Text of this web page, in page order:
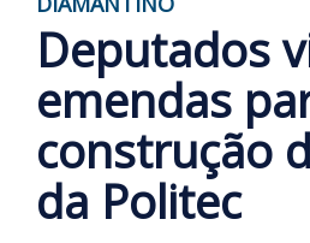
Deputados
emendas
construção
da Politec